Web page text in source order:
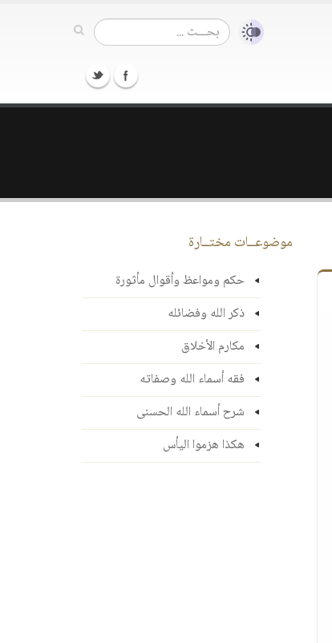
موضوعــات مختــارة
حكم ومواعظ وأقوال مأثورة
ذكر الله وفضائله
مكارم الأخلاق
فقه أسماء الله وصفاته
شرح أسماء الله الحسنى
هكذا هزموا اليأس